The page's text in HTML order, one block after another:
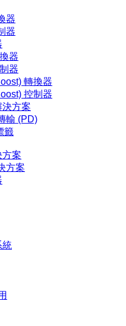
器
器
器
器
轉換器
控制器
方案
輸 (PD)
籤
方案
方案
統